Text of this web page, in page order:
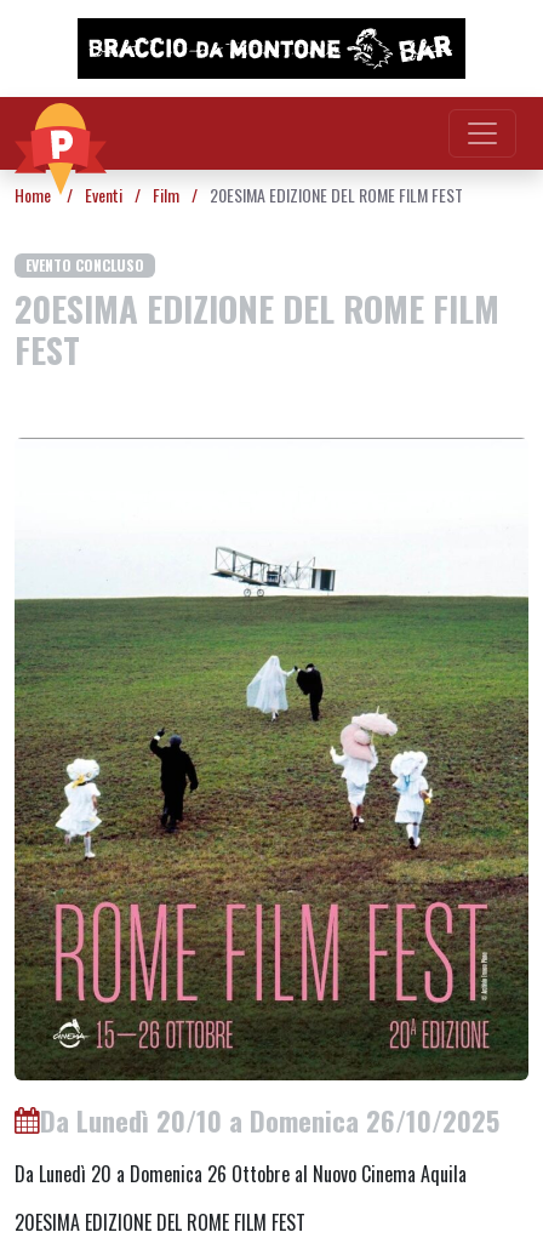
Vai al contenuto
Home / Eventi / Film / 20ESIMA EDIZIONE DEL ROME FILM FEST
EVENTO CONCLUSO
20ESIMA EDIZIONE DEL ROME FILM
FEST
Da Lunedì 20/10 a Domenica 26/10/2025
Da Lunedì 20 a Domenica 26 Ottobre al Nuovo Cinema Aquila
20ESIMA EDIZIONE DEL ROME FILM FEST